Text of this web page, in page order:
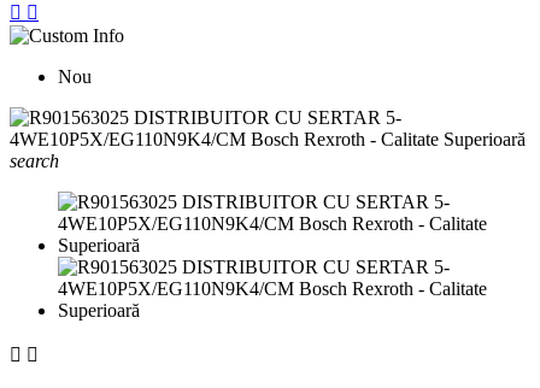
 
Nou
search
 